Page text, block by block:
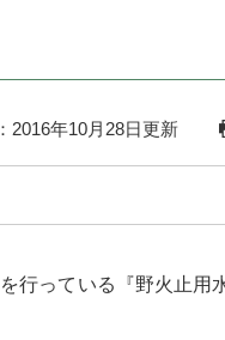
2016年10月28日更新
行っている『野火止用